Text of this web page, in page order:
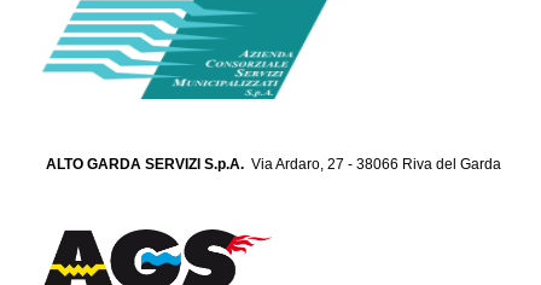
ALTO GARDA SERVIZI S.p.A. Via Ardaro, 27 - 38066 Riva del Garda